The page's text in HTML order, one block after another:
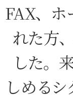
FAX、ホ
れた方
した。
しめる